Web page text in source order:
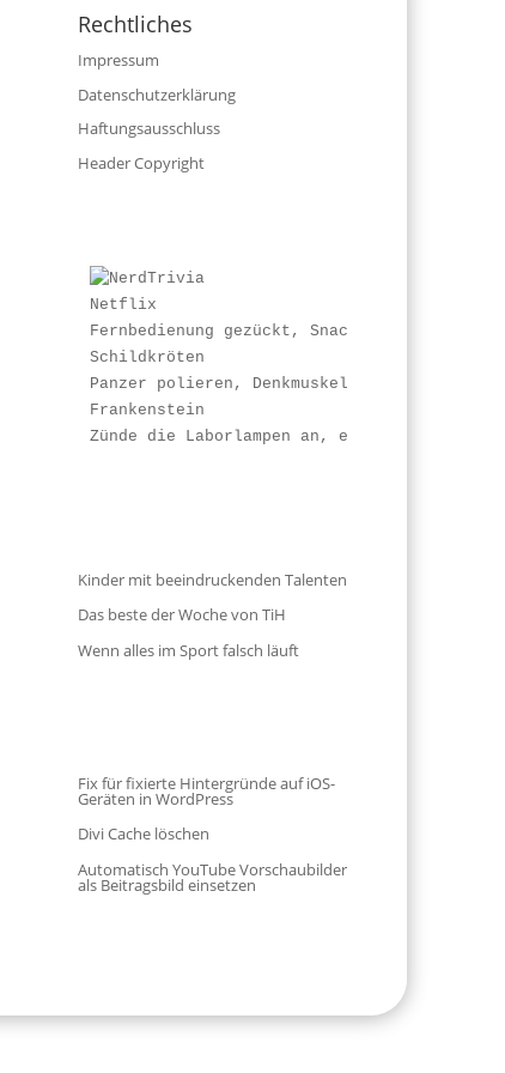
Rechtliches
Impressum
Datenschutzerklärung
Haftungsausschluss
Header Copyright
Netflix
Fernbedienung gezückt, Snacks
Schildkröten
Panzer polieren, Denkmuskel ausfahren und
Frankenstein
Zünde die Laborlampen an, entstaube dein
Kinder mit beeindruckenden Talenten
Das beste der Woche von TiH
Wenn alles im Sport falsch läuft
Fix für fixierte Hintergründe auf iOS-
Geräten in WordPress
Divi Cache löschen
Automatisch YouTube Vorschaubilder
als Beitragsbild einsetzen